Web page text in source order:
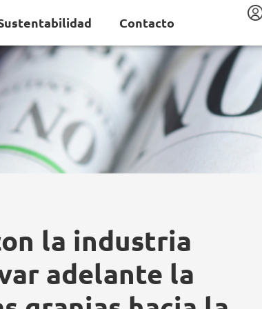
Contacto
la industria
adelante la